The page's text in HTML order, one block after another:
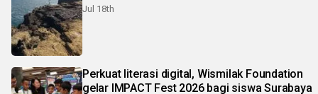
Jul 18th
Perkuat literasi digital, Wismilak Foundation
gelar IMPACT Fest 2026 bagi siswa Surabaya